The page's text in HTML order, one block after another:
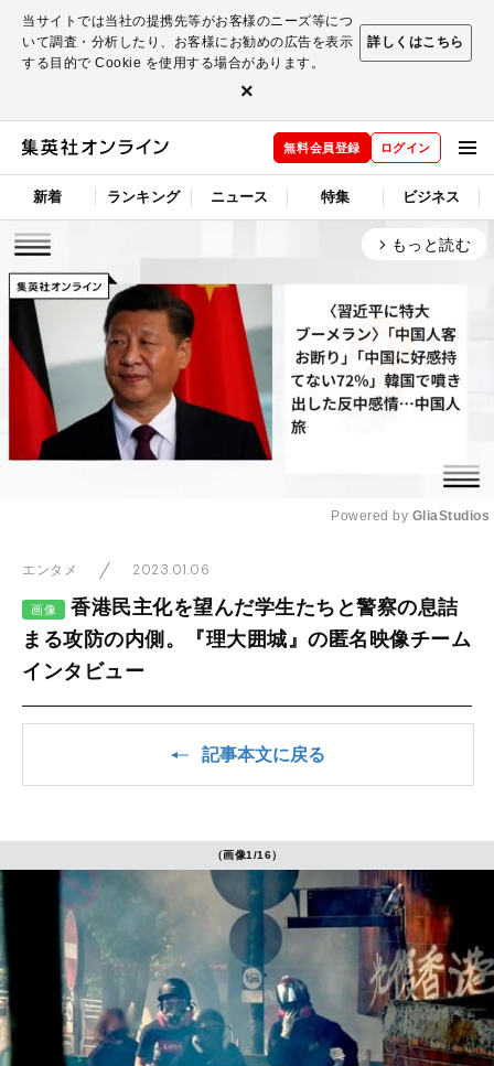
当サイトでは当社の提携先等がお客様のニーズ等につ
いて調査・分析したり、お客様にお勧めの広告を表示
する目的で Cookie を使用する場合があります。
詳しくはこちら
×
無料会員登録 ログイン
新着 ランキング ニュース 特集 ビジネス
arrow_forward_ios もっと読む
Powered by GliaStudios
エンタメ 2023.01.06
画像
香港民主化を望んだ学生たちと警察の息詰
まる攻防の内側。『理大囲城』の匿名映像チーム
インタビュー
記事本文に戻る
（画像1/16）